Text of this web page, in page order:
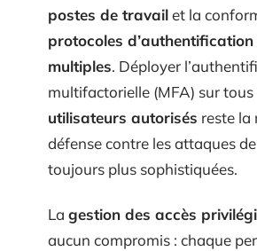
postes de travailet la
protocoles
multiples. Déployer
multifactorielle (MFA) sur tous
utilisateurs autorisés reste la
défense contre les attaques
toujours plus sophistiquées.
La gestion des accès
aucun compromis : chaque